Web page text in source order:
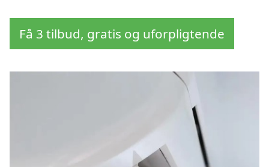
Få 3 tilbud, gratis og uforpligtende